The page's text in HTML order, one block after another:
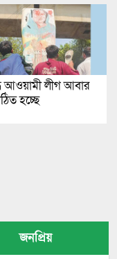
আওয়ামী লীগ আবার
হচ্ছে
জনপ্রিয়